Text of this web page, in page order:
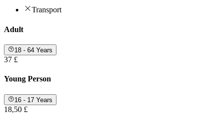
Transport
Adult
18 - 64 Years
37 £
Young Person
16 - 17 Years
18,50 £